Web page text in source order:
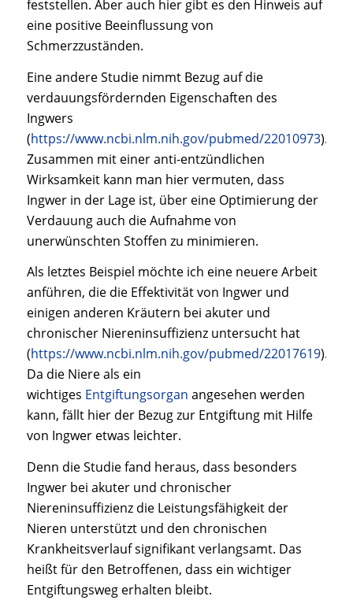
feststellen. Aber auch hier gibt es den Hinweis auf
eine positive Beeinflussung von
Schmerzzuständen.
Eine andere Studie nimmt Bezug auf die
verdauungsfördernden Eigenschaften des
Ingwers
(https://www.ncbi.nlm.nih.gov/pubmed/22010973).
Zusammen mit einer anti-entzündlichen
Wirksamkeit kann man hier vermuten, dass
Ingwer in der Lage ist, über eine Optimierung der
Verdauung auch die Aufnahme von
unerwünschten Stoffen zu minimieren.
Als letztes Beispiel möchte ich eine neuere Arbeit
anführen, die die Effektivität von Ingwer und
einigen anderen Kräutern bei akuter und
chronischer Niereninsuffizienz untersucht hat
(https://www.ncbi.nlm.nih.gov/pubmed/22017619).
Da die Niere als ein
wichtiges Entgiftungsorgan angesehen werden
kann, fällt hier der Bezug zur Entgiftung mit Hilfe
von Ingwer etwas leichter.
Denn die Studie fand heraus, dass besonders
Ingwer bei akuter und chronischer
Niereninsuffizienz die Leistungsfähigkeit der
Nieren unterstützt und den chronischen
Krankheitsverlauf signifikant verlangsamt. Das
heißt für den Betroffenen, dass ein wichtiger
Entgiftungsweg erhalten bleibt.